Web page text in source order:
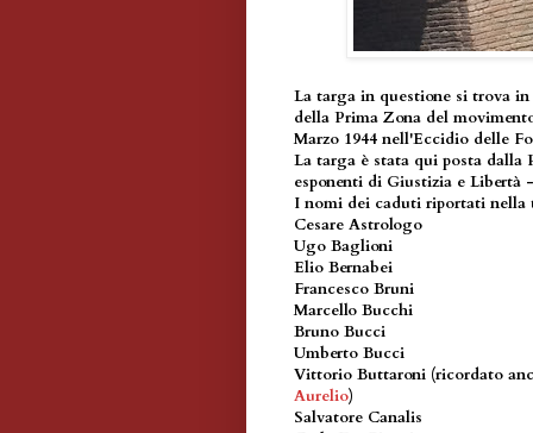
La targa in questione si trova in
della Prima Zona del
Marzo 1944 nell'Eccidio delle
La targa è stata qui posta
esponenti di Giustizia e Libertà
I nomi dei caduti riportati nella
Cesare Astrologo
Ugo Baglioni
Elio Bernabei
Francesco Bruni
Marcello Bucchi
Bruno Bucci
Umberto Bucci
Vittorio Buttaroni (ricordato
Aurelio)
Salvatore Canalis